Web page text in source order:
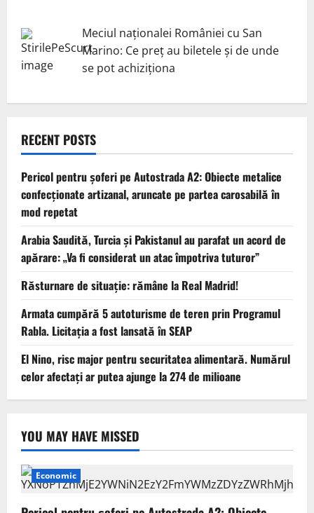
Meciul naționalei României cu San
Marino: Ce preț au biletele și de unde
se pot achiziționa
RECENT POSTS
Pericol pentru şoferi pe Autostrada A2: Obiecte metalice
confecţionate artizanal, aruncate pe partea carosabilă în
mod repetat
Arabia Saudită, Turcia și Pakistanul au parafat un acord de
apărare: „Va fi considerat un atac împotriva tuturor”
Răsturnare de situație: rămâne la Real Madrid!
Armata cumpără 5 autoturisme de teren prin Programul
Rabla. Licitația a fost lansată în SEAP
El Nino, risc major pentru securitatea alimentară. Numărul
celor afectați ar putea ajunge la 274 de milioane
YOU MAY HAVE MISSED
Economic